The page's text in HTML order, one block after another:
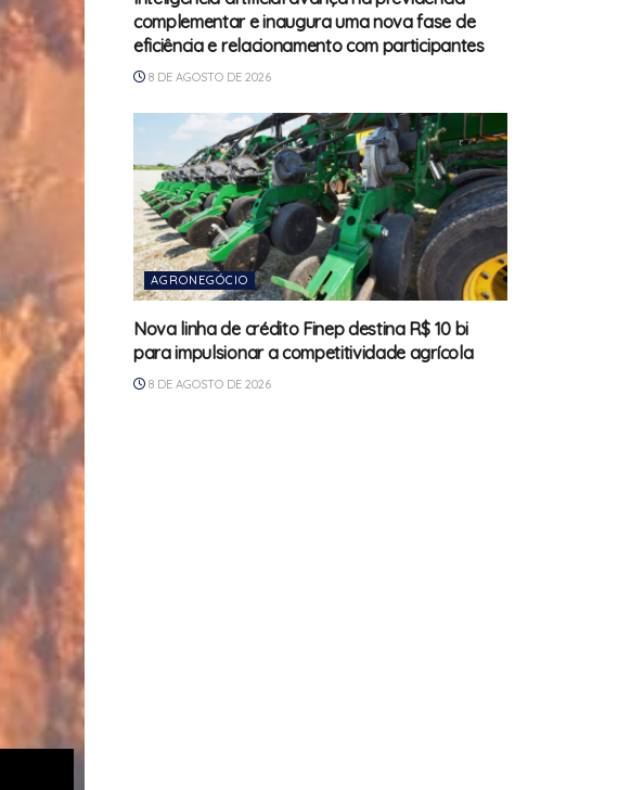
complementar e inaugura uma nova fase de
eficiência e relacionamento com participantes
8 DE AGOSTO DE 2026
AGRONEGÓCIO
Nova linha de crédito Finep destina R$ 10 bi
para impulsionar a competitividade agrícola
8 DE AGOSTO DE 2026